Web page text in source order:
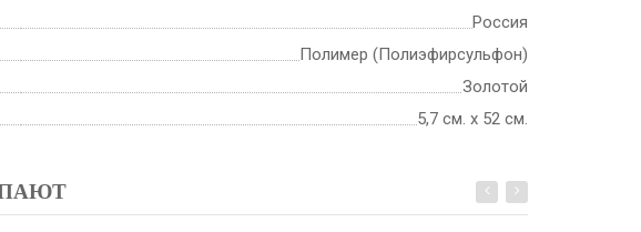
Россия
Полимер (Полиэфирсульфон)
Золотой
5,7 см. х 52 см.